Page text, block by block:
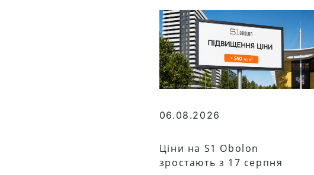
06.08.2026
Ціни на S1 Obolon
зростають з 17 серпня